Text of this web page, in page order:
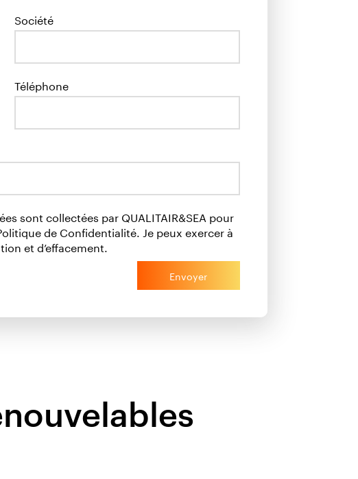
Société
Téléphone
sont collectées par QUALITAIR&SEA pour
de Confidentialité. Je peux exercer à
et d’effacement.
Envoyer